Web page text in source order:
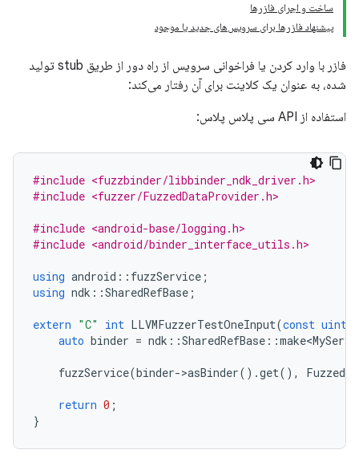
ساخت و اجرای فازرها
پیشنهاد فازرها برای سرویس‌های جدید یا موجود
فازر با وارد کردن یا فراخوانی سرویس از راه دور از طریق stub تولید
شده، به عنوان یک کلاینت برای آن رفتار می‌کند:
استفاده از API سی پلاس پلاس:
#include <fuzzbinder/libbinder_ndk_driver.h>
#include <fuzzer/FuzzedDataProvider.h>
#include <android-base/logging.h>
#include <android/binder_interface_utils.h>
using android :: fuzzService ;
using ndk ::SharedRefBase ;
extern "C" int LLVMFuzzerTestOneInput(const
auto binder = ndk ::SharedRefBase ::
fuzzService(binder->asBinder().get(),
return 0 ;
}